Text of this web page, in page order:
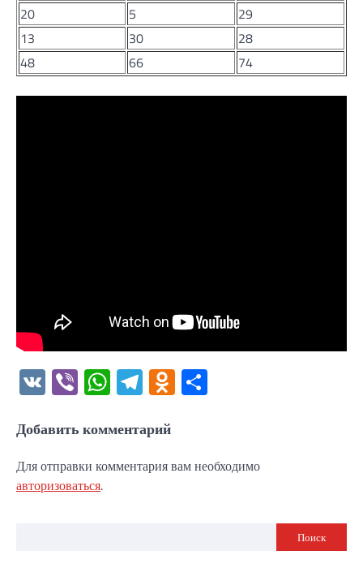
20
5
29
13
30
28
48
66 74
VK ViberWhatsApp
Telegram
Odnoklassniki
Добавить комментарий
Для отправки комментария вам необходимо
авторизоваться.
Поиск